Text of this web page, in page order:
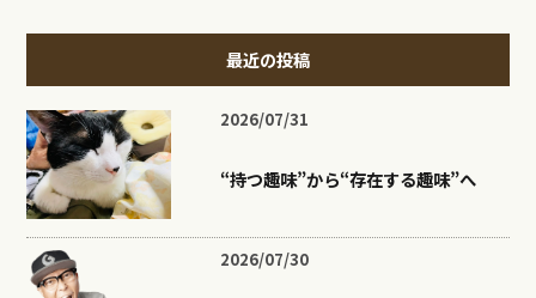
最近の投稿
2026/07/31
“持つ趣味”から“存在する趣味”へ
2026/07/30